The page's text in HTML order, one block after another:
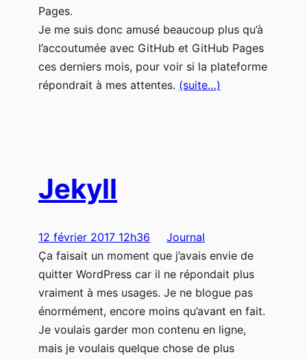
Pages.
Je me suis donc amusé beaucoup plus qu’à
l’accoutumée avec GitHub et GitHub Pages
ces derniers mois, pour voir si la plateforme
répondrait à mes attentes. (suite…)
Jekyll
12 février 2017 12h36
Journal
Ça faisait un moment que j’avais envie de
quitter WordPress car il ne répondait plus
vraiment à mes usages. Je ne blogue pas
énormément, encore moins qu’avant en fait.
Je voulais garder mon contenu en ligne,
mais je voulais quelque chose de plus